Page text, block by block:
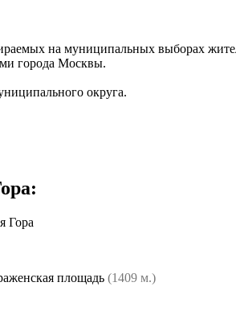
на муниципальных выборах
города Москвы.
округа.
:
Гора
площадь (1409 м.)